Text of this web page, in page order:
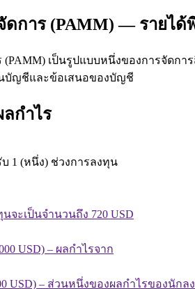
การ (PAMM) — รายได้
เป็นรูปแบบหนึ่งของการจัดกา
บัญชีและข้อเสนอของบัญชี
กำไร
1 (หนึ่ง) ช่วงการลงทุน
จะเป็นจำนวนถึง 720 USD
USD) – ผลกำไรจาก
USD) – ส่วนหนึ่งของผลกำไรของนักล